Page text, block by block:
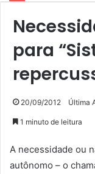
para
20/09/2012 Última
1 minuto de leitura
A necessidade ou
autônomo – o